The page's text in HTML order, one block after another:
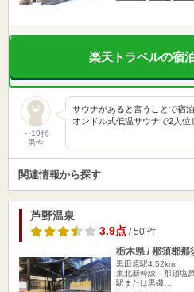
楽天トラベルの宿
～10代
男性
サウナがあると言うことで宿
オンドル式低温サウナで2人
関連情報から探す
芦野温泉
3.9点/ 50 件
栃木県 / 那須郡那
黒田原駅4.52km
東北新幹線 那須塩
駅または黒磯…